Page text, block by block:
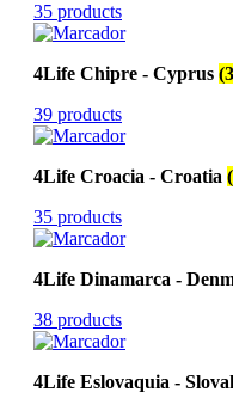
35 products
4Life Chipre - Cyprus
39 products
4Life Croacia - Croatia
35 products
4Life Dinamarca -
38 products
4Life Eslovaquia -